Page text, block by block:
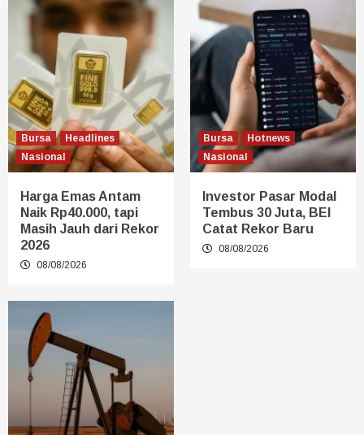
Bursa
Headlines
Nasional
Harga Emas Antam
Naik Rp40.000, tapi
Masih Jauh dari Rekor
2026
08/08/2026
Bursa
Hotnews
Nasional
Investor Pasar Modal
Tembus 30 Juta, BEI
Catat Rekor Baru
08/08/2026